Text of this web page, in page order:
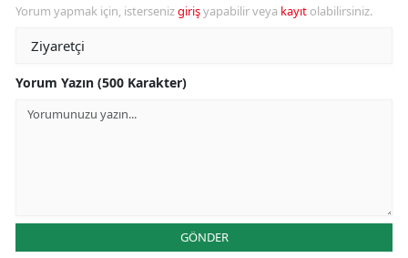
Yorum yapmak için, istersenizgirişyapabilir veya kayıt olabilirsiniz.
Yorum Yazın (500 Karakter)
GÖNDER